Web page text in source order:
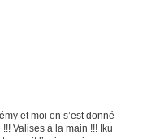
et moi on s’est donné
Valises à la main !!! Iku